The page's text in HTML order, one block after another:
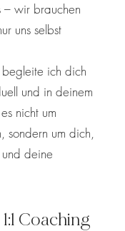
– wir brauchen
uns selbst
ich dich
und in deinem
nicht um
sondern um dich,
deine
Coaching